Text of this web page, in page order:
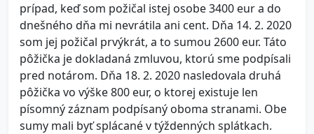
prípad, keď som požičal istej osobe 3400 eur a do
dnešného dňa mi nevrátila ani cent. Dňa 14. 2. 2020
som jej požičal prvýkrát, a to sumou 2600 eur. Táto
pôžička je dokladaná zmluvou, ktorú sme podpísali
pred notárom. Dňa 18. 2. 2020 nasledovala druhá
pôžička vo výške 800 eur, o ktorej existuje len
písomný záznam podpísaný oboma stranami. Obe
sumy mali byť splácané v týždenných splátkach.